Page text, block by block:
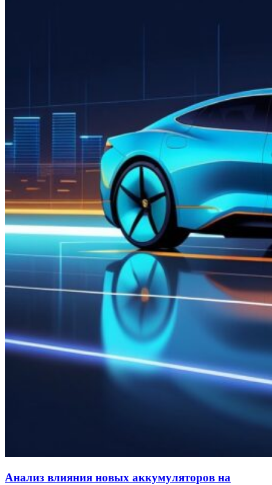
Анализ влияния новых аккумуляторов на